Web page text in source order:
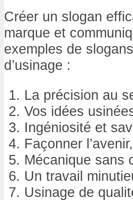
Créer un slogan
marque et
exemples de
d’usinage :
La précision au
Vos idées
Ingéniosité et
Façonner
Mécanique sans
Un travail
Usinage de